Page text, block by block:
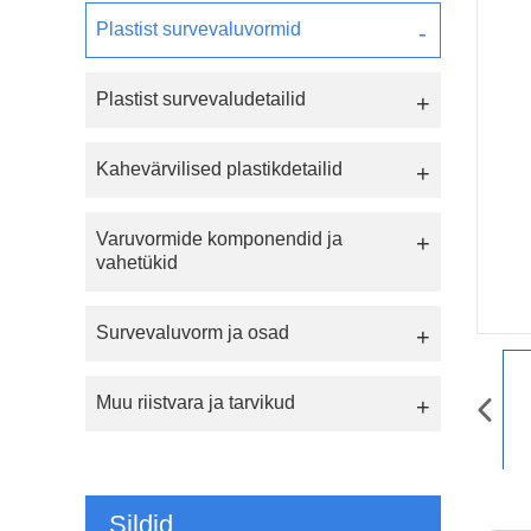
Plastist survevaluvormid
Plastist survevaludetailid
Kahevärvilised plastikdetailid
Varuvormide komponendid ja
vahetükid
Survevaluvorm ja osad
Muu riistvara ja tarvikud
Sildid